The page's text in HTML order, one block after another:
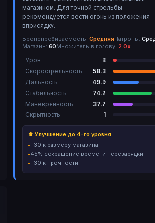
магазином. Для точной стрельбы
рекомендуется вести огонь из положения
вприсядку.
Бронепробиваемость: СредняяПатроны:
Магазин: 60Множитель в голову: 2.0х
Урон
8
Скорострельность
58.3
Дальность
49.9
Стабильность
74.2
Маневренность
37.7
Скрытность
1
⬆ Улучшение до 4-го уровня
+30 к размеру магазина
45% сокращение времени перезарядки
+30 к прочности